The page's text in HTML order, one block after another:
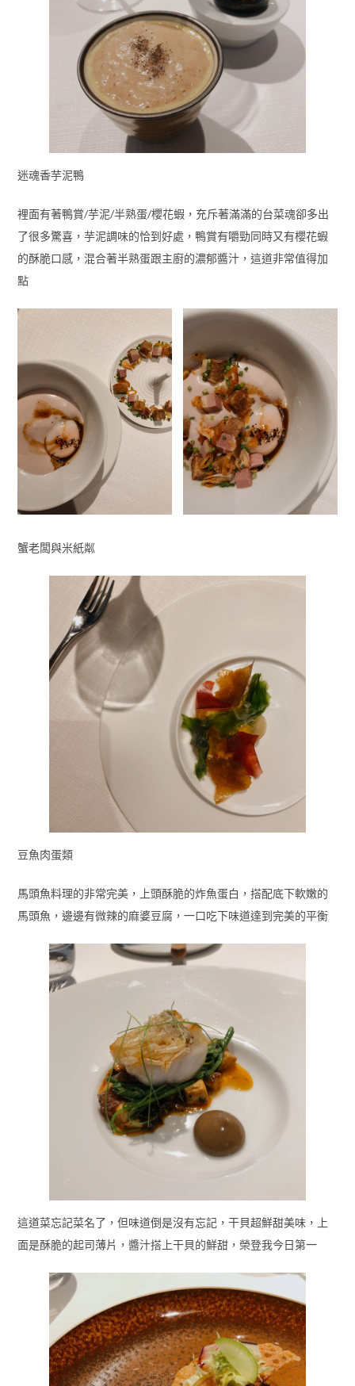
迷魂香芋泥鴨
裡面有著鴨賞/芋泥/半熟蛋/櫻花蝦，充斥著滿滿的台菜魂卻多出
了很多驚喜，芋泥調味的恰到好處，鴨賞有嚼勁同時又有櫻花蝦
的酥脆口感，混合著半熟蛋跟主廚的濃郁醬汁，這道非常值得加
點
蟹老闆與米紙粼
豆魚肉蛋類
馬頭魚料理的非常完美，上頭酥脆的炸魚蛋白，搭配底下軟嫩的
馬頭魚，邊邊有微辣的麻婆豆腐，一口吃下味道達到完美的平衡
這道菜忘記菜名了，但味道倒是沒有忘記，干貝超鮮甜美味，上
面是酥脆的起司薄片，醬汁搭上干貝的鮮甜，榮登我今日第一